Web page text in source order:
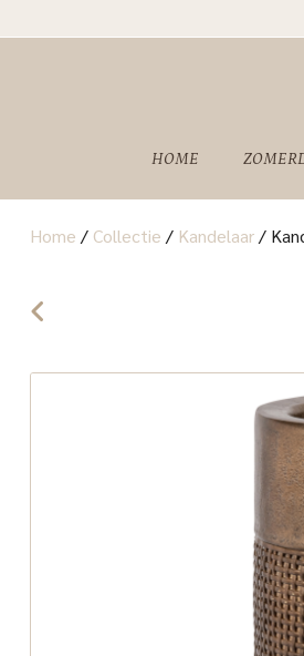
HOME
Home / Collectie / Kandelaar/